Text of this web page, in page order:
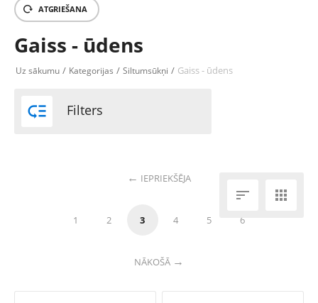
ATGRIEŠANA
Gaiss - ūdens
Uz sākumu / Kategorijas / Siltumsūkņi / Gaiss - ūdens
 Filters
IEPRIEKŠĒJA
1 2 3 4 5 6
NĀKOŠĀ
 